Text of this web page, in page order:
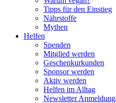
Tipps für den Einstieg
Nährstoffe
Mythen
Helfen
Spenden
Mitglied werden
Geschenkurkunden
Sponsor werden
Aktiv werden
Helfen im Alltag
Newsletter Anmeldung